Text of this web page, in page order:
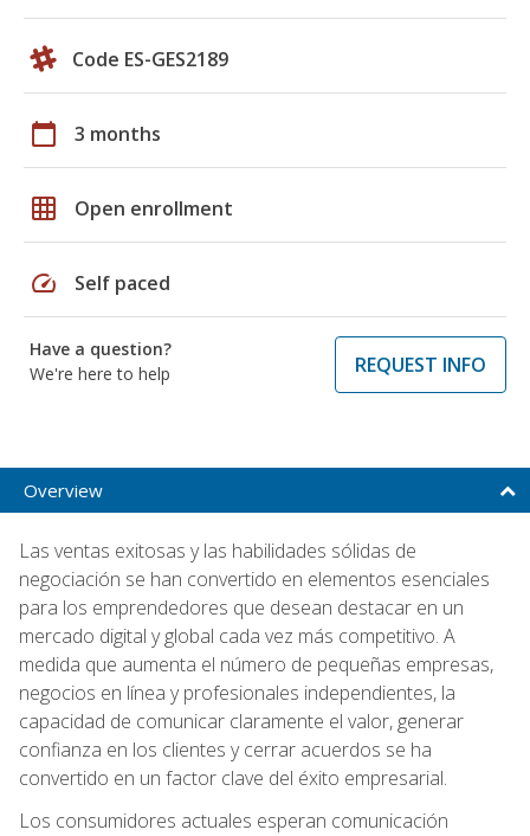
Code ES-GES2189
calendar_today 3 months
grid_on Open enrollment
speed Self paced
Have a question?
We're here to help
REQUEST INFO
Overview
Las ventas exitosas y las habilidades sólidas de
negociación se han convertido en elementos esenciales
para los emprendedores que desean destacar en un
mercado digital y global cada vez más competitivo. A
medida que aumenta el número de pequeñas empresas,
negocios en línea y profesionales independientes, la
capacidad de comunicar claramente el valor, generar
confianza en los clientes y cerrar acuerdos se ha
convertido en un factor clave del éxito empresarial.
Los consumidores actuales esperan comunicación